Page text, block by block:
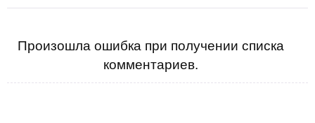
Произошла ошибка при получении списка
комментариев.